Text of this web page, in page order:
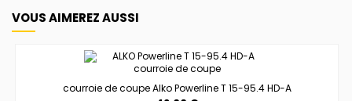
VOUS AIMEREZ AUSSI
courroie de coupe Alko Powerline T 15-95.4 HD-A